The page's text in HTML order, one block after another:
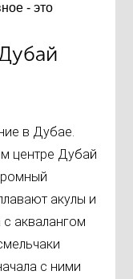
- это
в Дубае.
центре Дубай
акулы и
аквалангом
с ними